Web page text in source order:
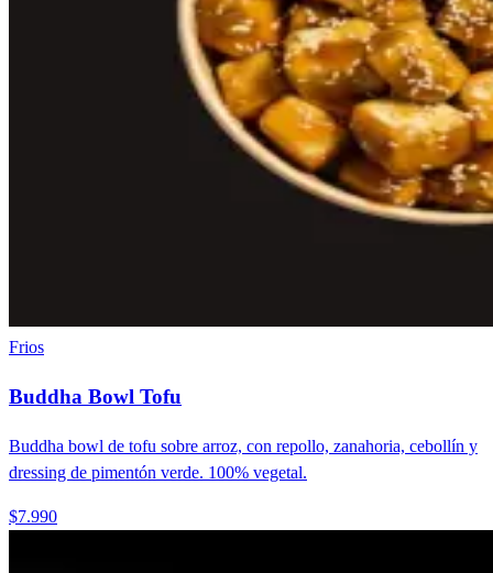
Frios
Buddha Bowl Tofu
Buddha bowl de tofu sobre arroz, con repollo, zanahoria, cebollín y
dressing de pimentón verde. 100% vegetal.
$7.990